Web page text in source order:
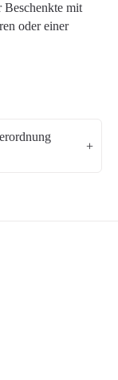
Beschenkte mit
oder einer